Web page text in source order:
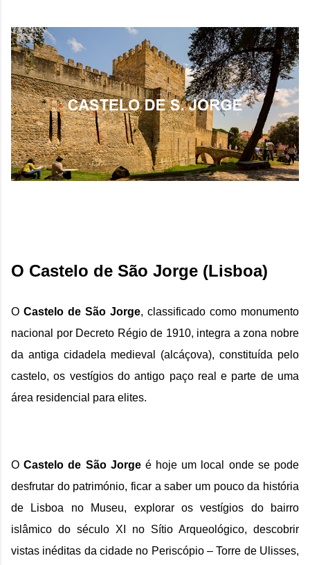
O Castelo de São Jorge (Lisboa)
O Castelo de São Jorge, classificado como monumento
nacional por Decreto Régio de 1910, integra a zona nobre
da antiga cidadela medieval (alcáçova), constituída pelo
castelo, os vestígios do antigo paço real e parte de uma
área residencial para elites.
O Castelo de São Jorge é hoje um local onde se pode
desfrutar do património, ficar a saber um pouco da história
de Lisboa no Museu, explorar os vestígios do bairro
islâmico do século XI no Sítio Arqueológico, descobrir
vistas inéditas da cidade no Periscópio – Torre de Ulisses,